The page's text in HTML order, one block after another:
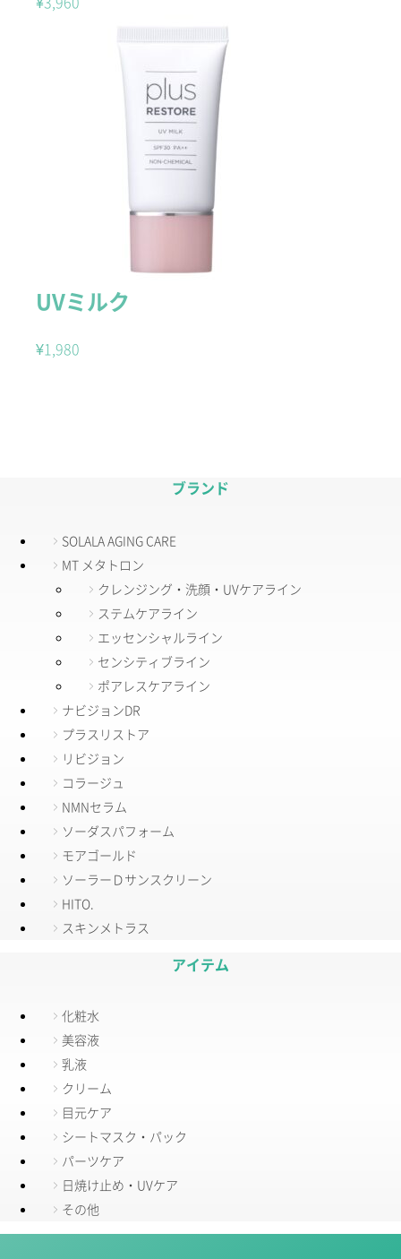
UVミルク
¥1,980
ブランド
SOLALA AGING CARE
MT メタトロン
クレンジング・洗顔・UVケアライン
ステムケアライン
エッセンシャルライン
センシティブライン
ポアレスケアライン
ナビジョンDR
プラスリストア
リビジョン
コラージュ
NMNセラム
ソーダスパフォーム
モアゴールド
ソーラーＤサンスクリーン
HITO.
スキンメトラス
アイテム
化粧水
美容液
乳液
クリーム
目元ケア
シートマスク・パック
パーツケア
日焼け止め・UVケア
その他